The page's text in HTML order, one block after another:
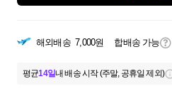
해외배송 7,000원 합배송 가능
평균14일내 배송 시작 (주말, 공휴일 제외)